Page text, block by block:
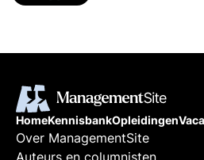
HomeKennisbankOpleidingen
Over ManagementSite
Auteurs en columnisten